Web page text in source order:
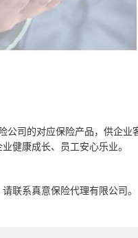
司的对应保险产品，供企
健康成长、员工安心乐业。
联系真意保险代理有限公司。